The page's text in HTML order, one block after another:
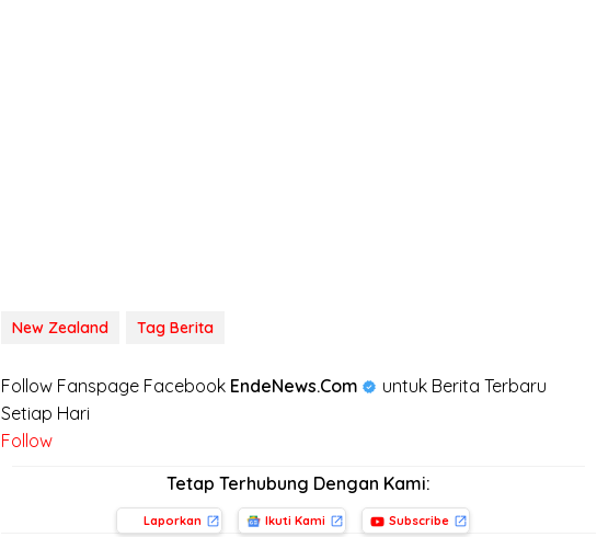
New Zealand Tag Berita
Follow Fanspage Facebook EndeNews.Com
untuk Berita Terbaru
Setiap Hari
Follow
Tetap Terhubung Dengan Kami:
Laporkan Ikuti Kami Subscribe